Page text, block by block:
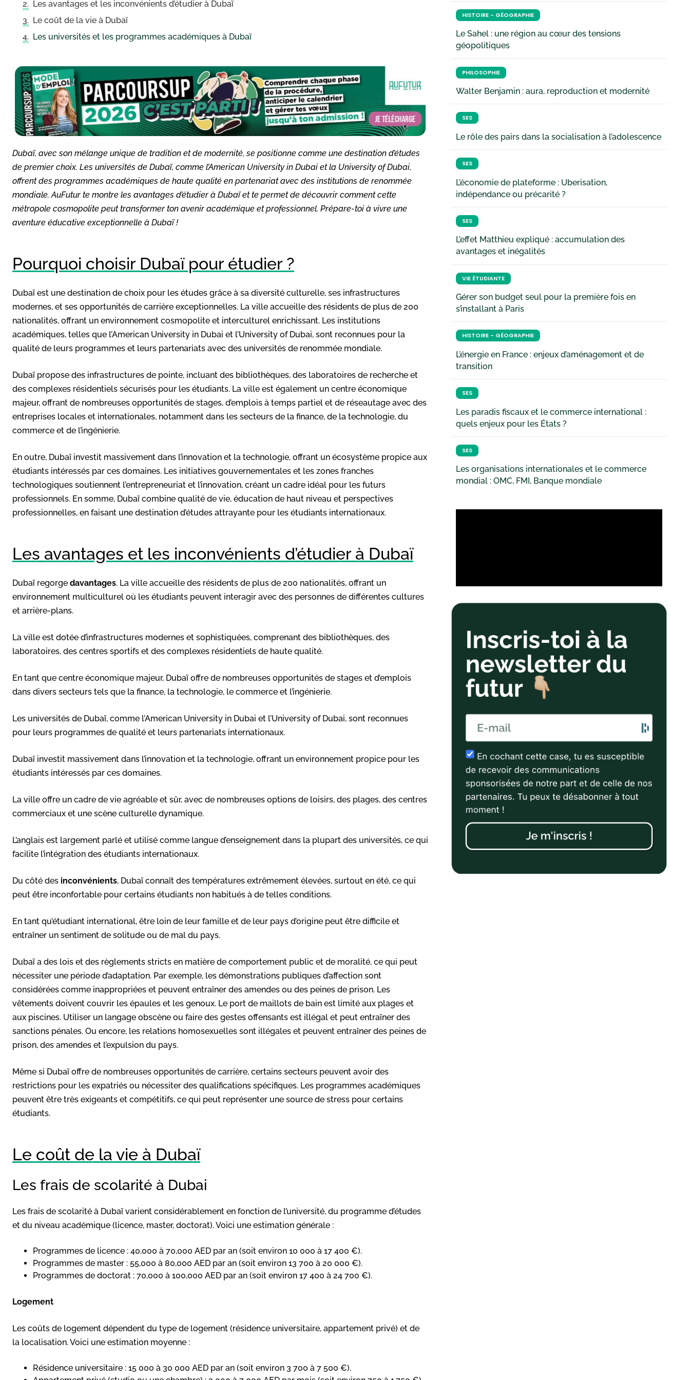
Les avantages et les inconvénients d’étudier à Dubaï
Le coût de la vie à Dubaï
Les universités et les programmes académiques à Dubaï
Dubaï, avec son mélange unique de tradition et de modernité, se positionne comme une destination d’études
de premier choix. Les universités de Dubaï, comme l’American University in Dubai et la University of Dubai,
offrent des programmes académiques de haute qualité en partenariat avec des institutions de renommée
mondiale. AuFutur te montre les avantages d’étudier à Dubaï et te permet de découvrir comment cette
métropole cosmopolite peut transformer ton avenir académique et professionnel. Prépare-toi à vivre une
aventure éducative exceptionnelle à Dubaï !
Pourquoi choisir Dubaï pour étudier ?
Dubaï est une destination de choix pour les études grâce à sa diversité culturelle, ses infrastructures
modernes, et ses opportunités de carrière exceptionnelles. La ville accueille des résidents de plus de 200
nationalités, offrant un environnement cosmopolite et interculturel enrichissant. Les institutions
académiques, telles que l’American University in Dubai et l’University of Dubai, sont reconnues pour la
qualité de leurs programmes et leurs partenariats avec des universités de renommée mondiale.
Dubaï propose des infrastructures de pointe, incluant des bibliothèques, des laboratoires de recherche et
des complexes résidentiels sécurisés pour les étudiants. La ville est également un centre économique
majeur, offrant de nombreuses opportunités de stages, d’emplois à temps partiel et de réseautage avec des
entreprises locales et internationales, notamment dans les secteurs de la finance, de la technologie, du
commerce et de l’ingénierie.
En outre, Dubaï investit massivement dans l’innovation et la technologie, offrant un écosystème propice aux
étudiants intéressés par ces domaines. Les initiatives gouvernementales et les zones franches
technologiques soutiennent l’entrepreneuriat et l’innovation, créant un cadre idéal pour les futurs
professionnels. En somme, Dubaï combine qualité de vie, éducation de haut niveau et perspectives
professionnelles, en faisant une destination d’études attrayante pour les étudiants internationaux.
Les avantages et les inconvénients d’étudier à Dubaï
Dubaï regorge davantages. La ville accueille des résidents de plus de 200 nationalités, offrant un
environnement multiculturel où les étudiants peuvent interagir avec des personnes de différentes cultures
et arrière-plans.
La ville est dotée d’infrastructures modernes et sophistiquées, comprenant des bibliothèques, des
laboratoires, des centres sportifs et des complexes résidentiels de haute qualité.
En tant que centre économique majeur, Dubaï offre de nombreuses opportunités de stages et d’emplois
dans divers secteurs tels que la finance, la technologie, le commerce et l’ingénierie.
Les universités de Dubaï, comme l’American University in Dubai et l’University of Dubai, sont reconnues
pour leurs programmes de qualité et leurs partenariats internationaux.
Dubaï investit massivement dans l’innovation et la technologie, offrant un environnement propice pour les
étudiants intéressés par ces domaines.
La ville offre un cadre de vie agréable et sûr, avec de nombreuses options de loisirs, des plages, des centres
commerciaux et une scène culturelle dynamique.
L’anglais est largement parlé et utilisé comme langue d’enseignement dans la plupart des universités, ce qui
facilite l’intégration des étudiants internationaux.
Du côté des inconvénients, Dubaï connaît des températures extrêmement élevées, surtout en été, ce qui
peut être inconfortable pour certains étudiants non habitués à de telles conditions.
En tant qu’étudiant international, être loin de leur famille et de leur pays d’origine peut être difficile et
entraîner un sentiment de solitude ou de mal du pays.
Dubaï a des lois et des règlements stricts en matière de comportement public et de moralité, ce qui peut
nécessiter une période d’adaptation. Par exemple, les démonstrations publiques d’affection sont
considérées comme inappropriées et peuvent entraîner des amendes ou des peines de prison. Les
vêtements doivent couvrir les épaules et les genoux. Le port de maillots de bain est limité aux plages et
aux piscines. Utiliser un langage obscène ou faire des gestes offensants est illégal et peut entraîner des
sanctions pénales. Ou encore, les relations homosexuelles sont illégales et peuvent entraîner des peines de
prison, des amendes et l’expulsion du pays.
Même si Dubaï offre de nombreuses opportunités de carrière, certains secteurs peuvent avoir des
restrictions pour les expatriés ou nécessiter des qualifications spécifiques. Les programmes académiques
peuvent être très exigeants et compétitifs, ce qui peut représenter une source de stress pour certains
étudiants.
Le coût de la vie à Dubaï
Les frais de scolarité à Dubai
Les frais de scolarité à Dubaï varient considérablement en fonction de l’université, du programme d’études
et du niveau académique (licence, master, doctorat). Voici une estimation générale :
Programmes de licence : 40,000 à 70,000 AED par an (soit environ 10 000 à 17 400 €).
Programmes de master : 55,000 à 80,000 AED par an (soit environ 13 700 à 20 000 €).
Programmes de doctorat : 70,000 à 100,000 AED par an (soit environ 17 400 à 24 700 €).
Logement
Les coûts de logement dépendent du type de logement (résidence universitaire, appartement privé) et de
la localisation. Voici une estimation moyenne :
Résidence universitaire : 15 000 à 30 000 AED par an (soit environ 3 700 à 7 500 €).
HISTOIRE - GÉOGRAPHIE
Le Sahel : une région au cœur des tensions
géopolitiques
PHILOSOPHIE
Walter Benjamin : aura, reproduction et modernité
SES
Le rôle des pairs dans la socialisation à l’adolescence
SES
L’économie de plateforme : Uberisation,
indépendance ou précarité ?
SES
L’effet Matthieu expliqué : accumulation des
avantages et inégalités
VIE ÉTUDIANTE
Gérer son budget seul pour la première fois en
s’installant à Paris
HISTOIRE - GÉOGRAPHIE
L’énergie en France : enjeux d’aménagement et de
transition
SES
Les paradis fiscaux et le commerce international :
quels enjeux pour les États ?
SES
Les organisations internationales et le commerce
mondial : OMC, FMI, Banque mondiale